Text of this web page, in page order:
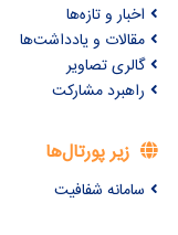
اخبار و تازه‌ها
مقالات و یادداشت‌ها
گالری تصاویر
راهبرد مشارکت
زیر پورتال‌ها
سامانه شفافیت